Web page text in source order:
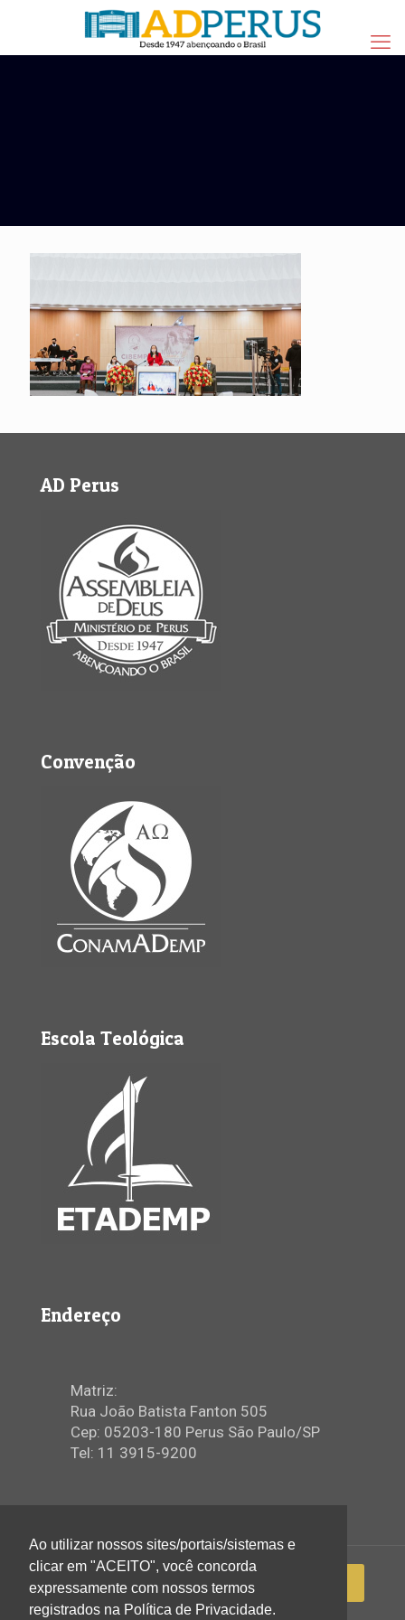
AD Perus
Convenção
Escola Teológica
Endereço
Matriz:
Rua João Batista Fanton 505
Cep: 05203-180 Perus São Paulo/SP
Tel: 11 3915-9200
Ao utilizar nossos sites/portais/sistemas e
clicar em "ACEITO", você concorda
expressamente com nossos termos
registrados na Política de Privacidade.